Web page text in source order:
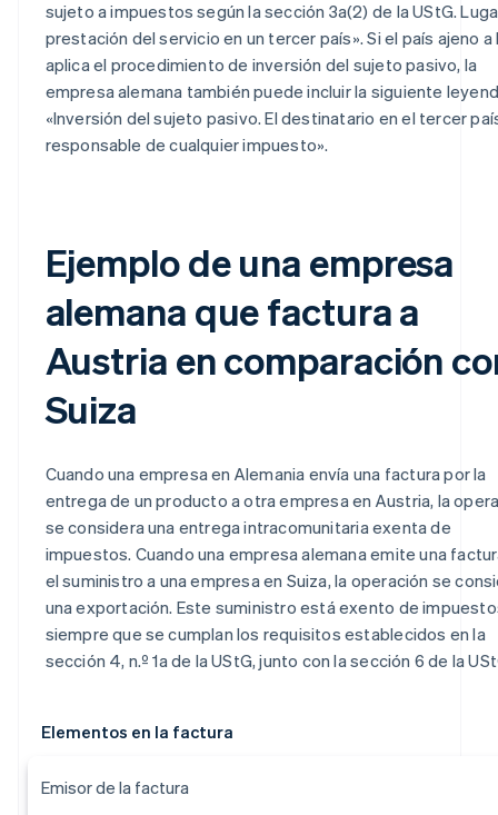
sujeto a impuestos según la sección 3a(2) de la UStG.
prestación del servicio en un tercer país». Si el país ajeno a
aplica el procedimiento de inversión del sujeto pasivo, la
empresa alemana también puede incluir la siguiente
«Inversión del sujeto pasivo. El destinatario en el tercer
responsable de cualquier impuesto».
Ejemplo de una empresa
alemana que factura a
Austria en comparación
Suiza
Cuando una empresa en Alemania envía una factura por la
entrega de un producto a otra empresa en Austria, la
se considera una entrega intracomunitaria exenta de
impuestos. Cuando una empresa alemana emite una
el suministro a una empresa en Suiza, la operación se
una exportación. Este suministro está exento de
siempre que se cumplan los requisitos establecidos en la
sección 4, n.º 1a de la UStG, junto con la sección 6 de la
Elementos en la factura
Emisor de la factura